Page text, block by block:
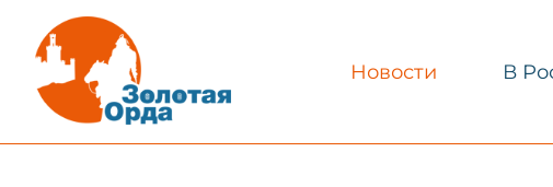
Новости В